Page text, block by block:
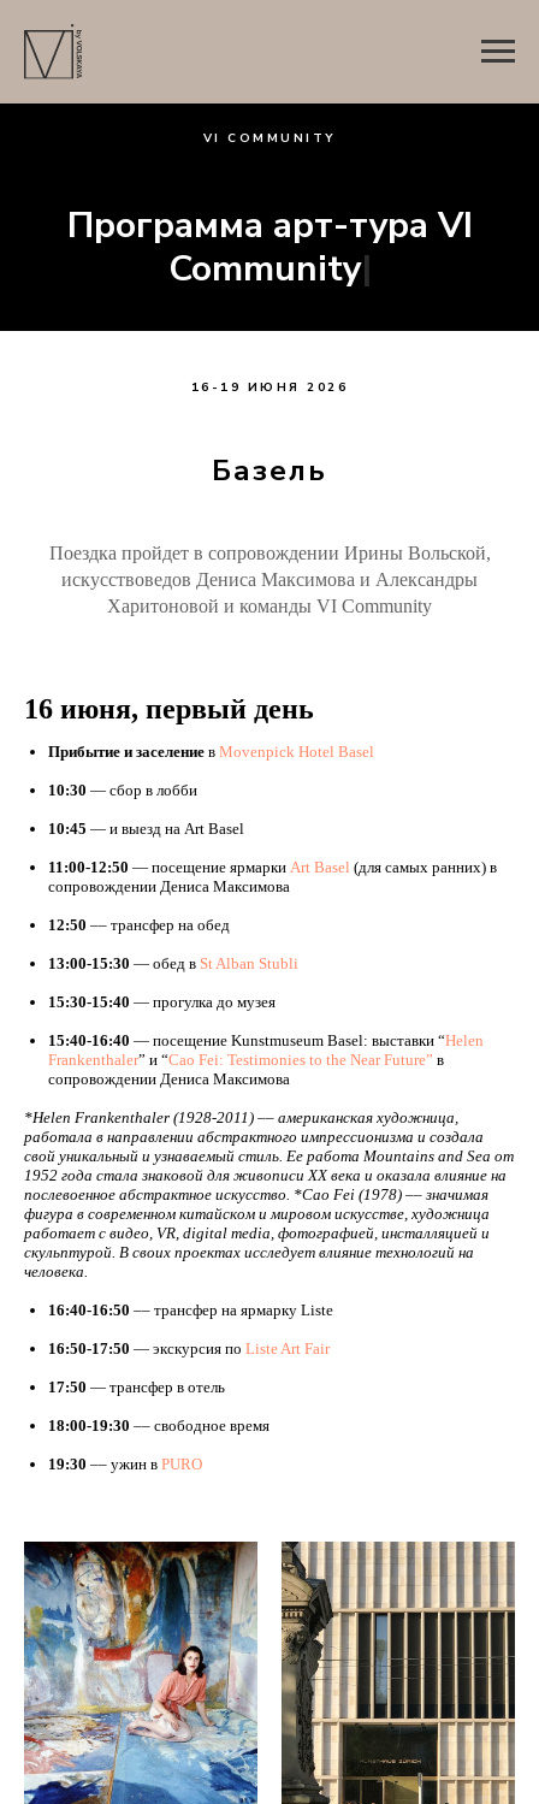
VI COMMUNITY
Программа арт-тура VI
Community|
16-19 ИЮНЯ 2026
Базель
Поездка пройдет в сопровождении Ирины Вольской,
искусствоведов Дениса Максимова и Александры
Харитоновой и команды VI Community
16 июня, первый день
Прибытие и заселение в Movenpick Hotel Basel
10:30 — сбор в лобби
10:45 — и выезд на Art Basel
11:00-12:50 — посещение ярмарки Art Basel (для самых ранних) в
сопровождении Дениса Максимова
12:50 –– трансфер на обед
13:00-15:30 — обед в St Alban Stubli
15:30-15:40 — прогулка до музея
15:40-16:40 — посещение Kunstmuseum Basel: выставки “Helen
Frankenthaler” и “Cao Fei: Testimonies to the Near Future” в
сопровождении Дениса Максимова
*Helen Frankenthaler (1928-2011) –– американская художница,
работала в направлении абстрактного импрессионизма и создала
свой уникальный и узнаваемый стиль. Ее работа Mountains and Sea от
1952 года стала знаковой для живописи XX века и оказала влияние на
послевоенное абстрактное искусство. *Cao Fei (1978) –– значимая
фигура в современном китайском и мировом искусстве, художница
работает с видео, VR, digital media, фотографией, инсталляцией и
скульптурой. В своих проектах исследует влияние технологий на
человека.
16:40-16:50 –– трансфер на ярмарку Liste
16:50-17:50 — экскурсия по Liste Art Fair
17:50 — трансфер в отель
18:00-19:30 –– свободное время
19:30 –– ужин в PURO